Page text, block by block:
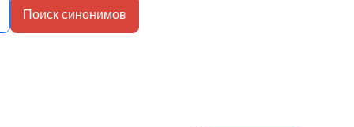
Поиск синонимов